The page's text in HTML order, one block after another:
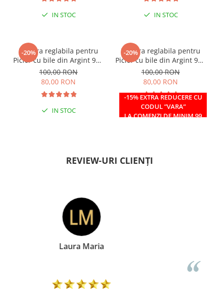
IN STOC IN STOC
-20%
Bratara reglabila pentru
Picior cu bile din Argint 925
si margele Miyuki rosii
100,00 RON
80,00 RON
IN STOC
-20%
-15% EXTRA REDUCERE CU
CODUL ”VARA”
LA COMENZI DE MINIM 99
Bratara reglabila pentru
Picior cu bile din Argint 925
si margele Miyuki verzi
100,00 RON
80,00 RON
IN STOC
REVIEW-URI CLIENȚI